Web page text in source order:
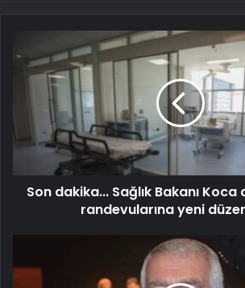
Son dakika... Sağlık Bakanı Koca
randevularına yeni